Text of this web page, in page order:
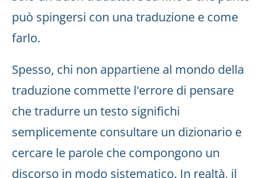
può spingersi con una traduzione e come
farlo.
Spesso, chi non appartiene al mondo della
traduzione commette l'errore di pensare
che tradurre un testo significhi
semplicemente consultare un dizionario e
cercare le parole che compongono un
discorso in modo sistematico. In realtà, il